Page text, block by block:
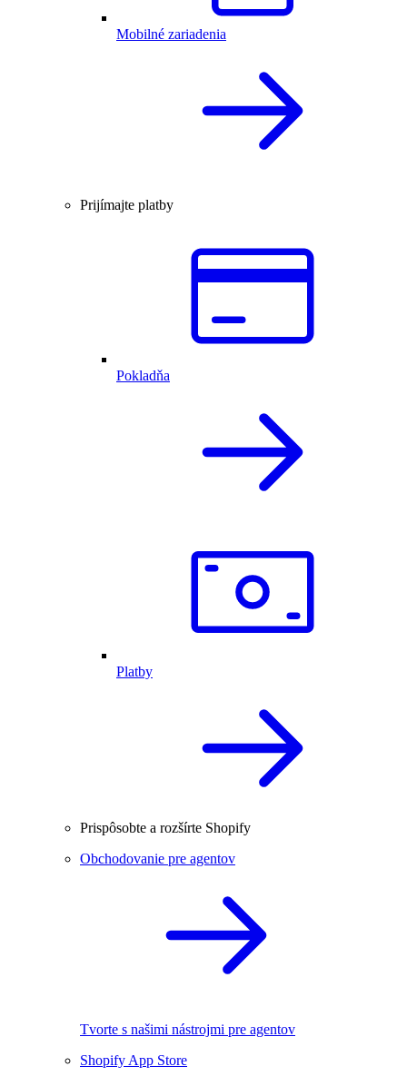
Mobilné zariadenia
Prijímajte platby
Pokladňa
Platby
Prispôsobte a rozšírte Shopify
Obchodovanie pre agentov
Tvorte s našimi nástrojmi pre agentov
Shopify App Store